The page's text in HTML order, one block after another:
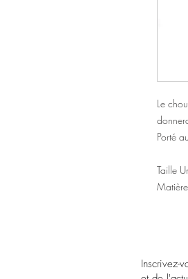
Le
Porté
Taille
Inscrivez-